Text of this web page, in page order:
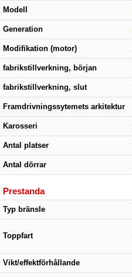
Modell
Generation
Modifikation (motor)
fabrikstillverkning, början
fabrikstillverkning, slut
Framdrivningssytemets arkitektur
Karosseri
Antal platser
Antal dörrar
Prestanda
Typ bränsle
Toppfart
Vikt/effektförhållande